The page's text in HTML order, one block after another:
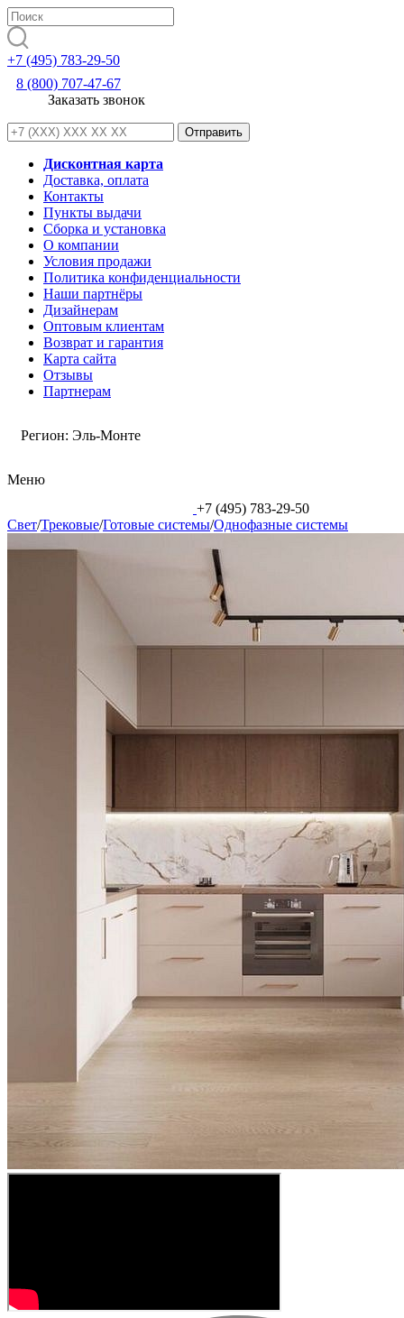
+7 (495) 783-29-50
8 (800) 707-47-67
Заказать звонок
Дисконтная карта
Доставка, оплата
Контакты
Пункты выдачи
Сборка и установка
О компании
Условия продажи
Политика конфиденциальности
Наши партнёры
Дизайнерам
Оптовым клиентам
Возврат и гарантия
Карта сайта
Отзывы
Партнерам
Регион: Эль-Монте
Меню
+7 (495) 783-29-50
Свет/Трековые/Готовые системы/Однофазные системы